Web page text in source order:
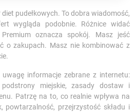
pudełkowych. To dobra wiadomość,
wygląda podobnie. Różnice widać
oznacza spokój. Masz jeść
o zakupach. Masz nie kombinować z
informacje zebrane z internetu:
miejskie, zasady dostaw i
Patrzę na to, co realnie wpływa na
powtarzalność, przejrzystość składu i